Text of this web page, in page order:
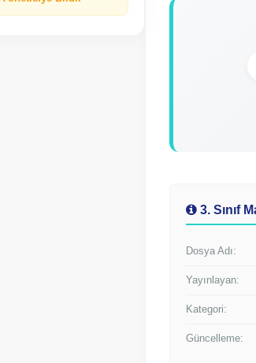
3. Sınıf
Dosya Adı:
Yayınlayan:
Kategori:
Güncelleme: